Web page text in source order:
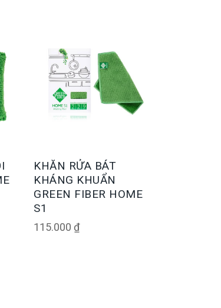
KHĂN RỬA BÁT
KHÁNG KHUẨN
GREEN FIBER HOME
S1
115.000 ₫